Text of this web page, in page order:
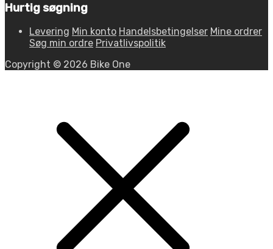
Hurtig søgning
Levering Min konto Handelsbetingelser Mine ordrer
Søg min ordre Privatlivspolitik
Copyright © 2026 Bike One